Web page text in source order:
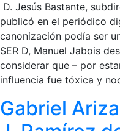
D. Jesús Bastante,
publicó en el periódico
canonización podía ser
SER D, Manuel Jabois
considerar que – por
influencia fue tóxica y
Gabriel